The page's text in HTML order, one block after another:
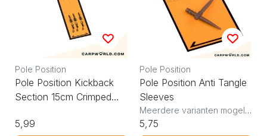
Pole Position
Pole Position Kickback
Section 15cm Crimped
5,99
Pole Position
Pole Position Anti Tangle
Sleeves
Meerdere varianten mogelijk
5,75